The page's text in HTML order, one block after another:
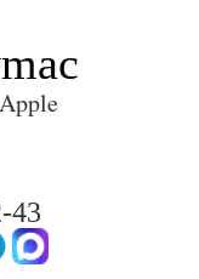
43